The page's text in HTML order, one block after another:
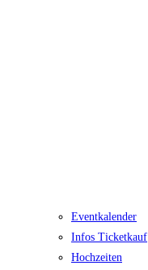
Eventkalender
Infos Ticketkauf
Hochzeiten